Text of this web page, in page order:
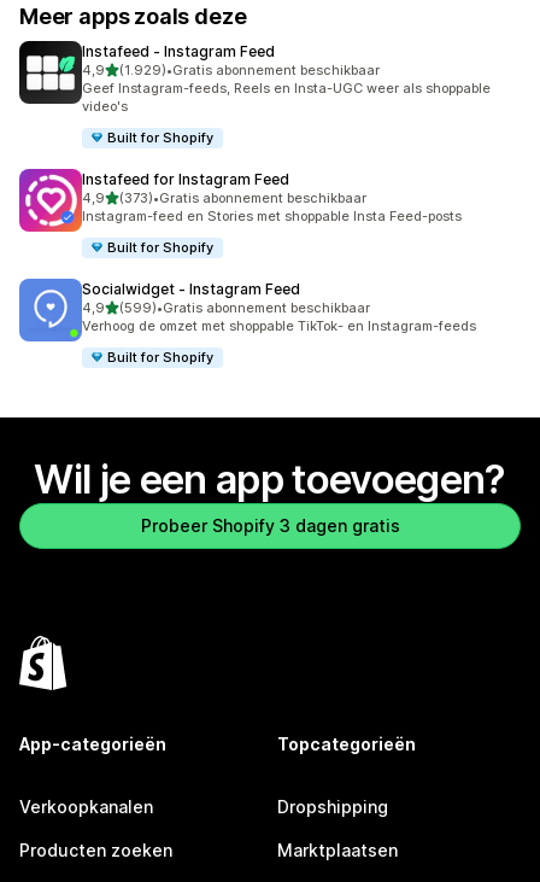
Meer apps zoals deze
Instafeed ‑ Instagram Feed
4,9van 5 sterren
(1.929)
1929 recensies in totaal
•Gratis abonnement beschikbaar
Geef Instagram-feeds, Reels en Insta-UGC weer als shoppable
video's
Built for Shopify
Instafeed for Instagram Feed
4,9van 5 sterren
(373)
373 recensies in totaal
•Gratis abonnement beschikbaar
Instagram-feed en Stories met shoppable Insta Feed-posts
Built for Shopify
Socialwidget ‑ Instagram Feed
4,9van 5 sterren
(599)
599 recensies in totaal
•Gratis abonnement beschikbaar
Verhoog de omzet met shoppable TikTok- en Instagram-feeds
Built for Shopify
Wil je een app toevoegen?
Probeer Shopify 3 dagen gratis
App-categorieën
Verkoopkanalen
Producten zoeken
Topcategorieën
Dropshipping
Marktplaatsen